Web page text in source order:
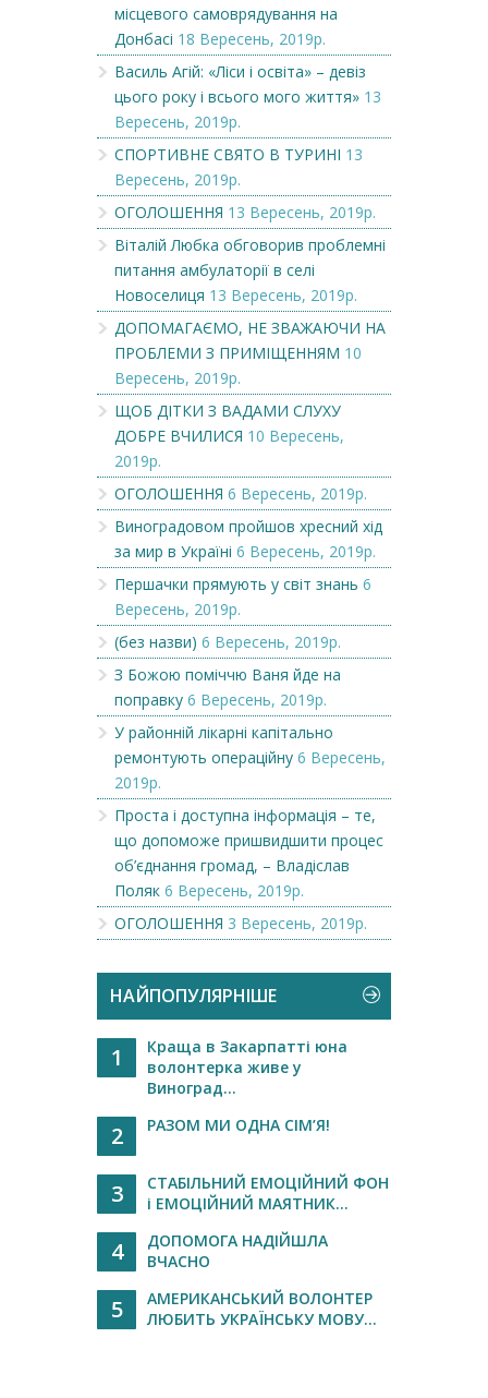
місцевого самоврядування на
Донбасі 18 Вересень, 2019р.
Василь Агій: «Ліси і освіта» – девіз
цього року і всього мого життя» 13
Вересень, 2019р.
СПОРТИВНЕ СВЯТО В ТУРИНІ 13
Вересень, 2019р.
ОГОЛОШЕННЯ 13 Вересень, 2019р.
Віталій Любка обговорив проблемні
питання амбулаторії в селі
Новоселиця 13 Вересень, 2019р.
ДОПОМАГАЄМО, НЕ ЗВАЖАЮЧИ НА
ПРОБЛЕМИ З ПРИМІЩЕННЯМ 10
Вересень, 2019р.
ЩОБ ДІТКИ З ВАДАМИ СЛУХУ
ДОБРЕ ВЧИЛИСЯ 10 Вересень,
2019р.
ОГОЛОШЕННЯ 6 Вересень, 2019р.
Виноградовом пройшов хресний хід
за мир в Україні 6 Вересень, 2019р.
Першачки прямують у світ знань 6
Вересень, 2019р.
(без назви) 6 Вересень, 2019р.
З Божою поміччю Ваня йде на
поправку 6 Вересень, 2019р.
У районній лікарні капітально
ремонтують операційну 6 Вересень,
2019р.
Проста і доступна інформація – те,
що допоможе пришвидшити процес
об’єднання громад, – Владіслав
Поляк 6 Вересень, 2019р.
ОГОЛОШЕННЯ 3 Вересень, 2019р.
НАЙПОПУЛЯРНІШЕ
1
Краща в Закарпатті юна
волонтерка живе у
Виноград...
2 РАЗОМ МИ ОДНА СІМ’Я!
3
СТАБІЛЬНИЙ ЕМОЦІЙНИЙ ФОН
і ЕМОЦІЙНИЙ МАЯТНИК...
4
ДОПОМОГА НАДІЙШЛА
ВЧАСНО
5
АМЕРИКАНСЬКИЙ ВОЛОНТЕР
ЛЮБИТЬ УКРАЇНСЬКУ МОВУ...